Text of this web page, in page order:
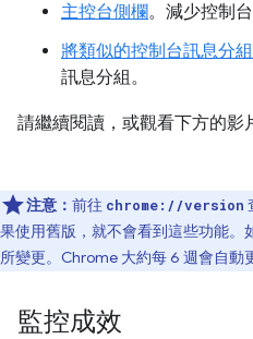
主控台側欄。減少控制
將類似的控制台訊息分組
訊息分組。
請繼續閱讀，或觀看下方的影
注意： 前往 chrome://version
果使用舊版，就不會看到這些功能
所變更。Chrome 大約每 6 週會自動
監控成效